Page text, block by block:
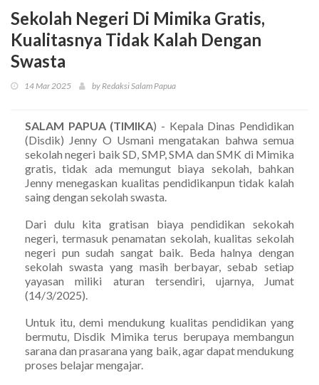
Sekolah Negeri Di Mimika Gratis,
Kualitasnya Tidak Kalah Dengan
Swasta
14 Mar 2025 by Redaksi Salam Papua
SALAM PAPUA (TIMIKA) - Kepala Dinas Pendidikan
(Disdik) Jenny O Usmani mengatakan bahwa semua
sekolah negeri baik SD, SMP, SMA dan SMK di Mimika
gratis, tidak ada memungut biaya sekolah, bahkan
Jenny menegaskan kualitas pendidikanpun tidak kalah
saing dengan sekolah swasta.
Dari dulu kita gratisan biaya pendidikan sekokah
negeri, termasuk penamatan sekolah, kualitas sekolah
negeri pun sudah sangat baik. Beda halnya dengan
sekolah swasta yang masih berbayar, sebab setiap
yayasan miliki aturan tersendiri, ujarnya, Jumat
(14/3/2025).
Untuk itu, demi mendukung kualitas pendidikan yang
bermutu, Disdik Mimika terus berupaya membangun
sarana dan prasarana yang baik, agar dapat mendukung
proses belajar mengajar.